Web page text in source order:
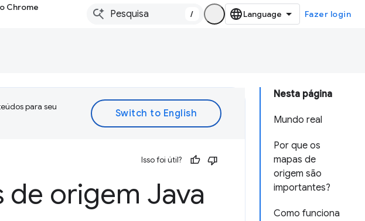
Chrome
/ Fazer login
Nesta página
Mundo real
Por que os
mapas de
origem são
importantes?
Como funciona
para seu
Isso foi útil?
origem Java